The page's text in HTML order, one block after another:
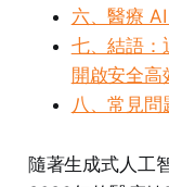
六、醫療
七、結語：
開啟安全高
八、常見問
隨著生成式人工